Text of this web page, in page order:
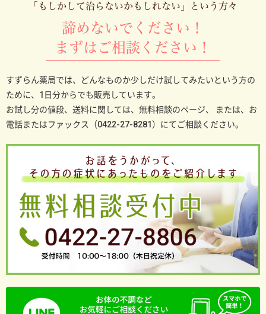
「もしかして治らないかもしれない」という方々
諦めないでください！
まずはご相談ください！
すずらん薬局では、どんなものか少しだけ試してみたいという方の
ために、1日分からでも販売しています。
お試し分の値段、送料に関しては、無料相談のページ、
または、お
電話またはファックス（0422-27-8281）にてご相談ください。